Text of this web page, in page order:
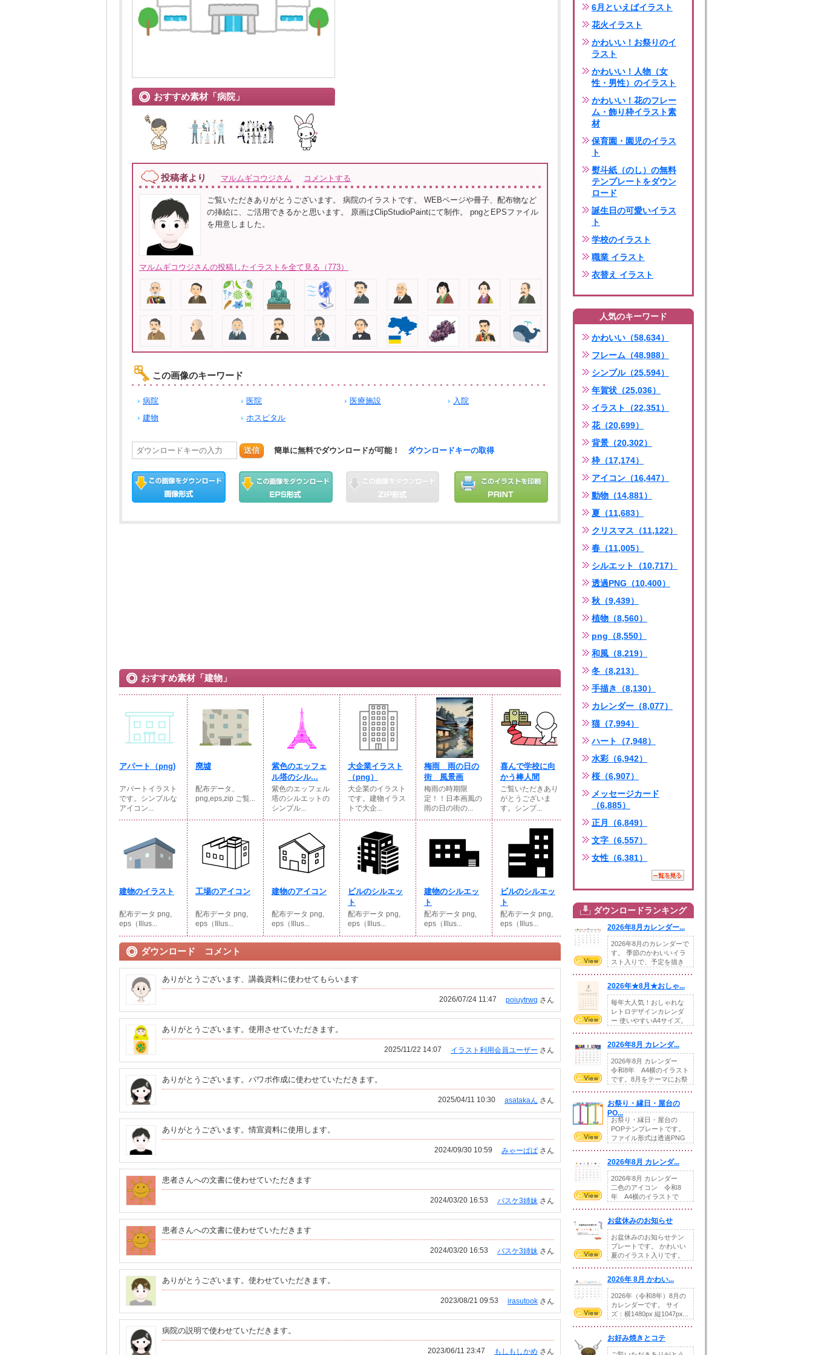
おすすめ素材「病院」
投稿者より マルムギコウジさん コメントする
ご覧いただきありがとうございます。 病院のイラストです。 WEBページや冊子、配布物など
の挿絵に、ご活用できるかと思います。 原画はClipStudioPaintにて制作。 pngとEPSファイル
を用意しました。
マルムギコウジさんの投稿したイラストを全て見る（773）
この画像のキーワード
病院 医院 医療施設
入院
建物
ホスピタル
送信 簡単に無料でダウンロードが可能！ ダウンロードキーの取得
おすすめ素材「建物」
アパート（png)
アパートイラスト
です。シンプルな
アイコン...
廃墟
配布データ、
png,eps,zip ご覧...
紫色のエッフェ
ル塔のシル...
紫色のエッフェル
塔のシルエットの
シンプル...
大企業イラスト
（png）
大企業のイラスト
です。建物イラス
トで大企...
梅雨 雨の日の
街 風景画
梅雨の時期限
定！！日本画風の
雨の日の街の...
喜んで学校に向
かう棒人間
ご覧いただきあり
がとうございま
す。シンプ...
建物のイラスト
配布データ png,
eps（Illus...
工場のアイコン
配布データ png,
eps（Illus...
建物のアイコン
配布データ png,
eps（Illus...
ビルのシルエッ
ト
配布データ png,
eps（Illus...
建物のシルエッ
ト
配布データ png,
eps（Illus...
ビルのシルエッ
ト
配布データ png,
eps（Illus...
ダウンロード コメント
ありがとうございます、講義資料に使わせてもらいます
poiuytrwq さん
2026/07/24 11:47
ありがとうございます。使用させていただきます。
イラスト利用会員ユーザー さん
2025/11/22 14:07
ありがとうございます。パワポ作成に使わせていただきます。
asatakaん さん
2025/04/11 10:30
ありがとうございます。情宣資料に使用します。
みゃーぱぱ さん
2024/09/30 10:59
患者さんへの文書に使わせていただきます
バスケ3姉妹 さん
2024/03/20 16:53
患者さんへの文書に使わせていただきます
バスケ3姉妹 さん
2024/03/20 16:53
ありがとうございます。使わせていただきます。
irasutook さん
2023/08/21 09:53
病院の説明で使わせていただきます。
もしもしかめ さん
2023/06/11 23:47
6月といえばイラスト
花火イラスト
かわいい！お祭りのイ
ラスト
かわいい！人物（女
性・男性）のイラスト
かわいい！花のフレー
ム・飾り枠イラスト素
材
保育園・園児のイラス
ト
熨斗紙（のし）の無料
テンプレートをダウン
ロード
誕生日の可愛いイラス
ト
学校のイラスト
職業 イラスト
衣替え イラスト
人気のキーワード
かわいい（58,634）
フレーム（48,988）
シンプル（25,594）
年賀状（25,036）
イラスト（22,351）
花（20,699）
背景（20,302）
枠（17,174）
アイコン（16,447）
動物（14,881）
夏（11,683）
クリスマス（11,122）
春（11,005）
シルエット（10,717）
透過PNG（10,400）
秋（9,439）
植物（8,560）
png（8,550）
和風（8,219）
冬（8,213）
手描き（8,130）
カレンダー（8,077）
猫（7,994）
ハート（7,948）
水彩（6,942）
桜（6,907）
メッセージカード
（6,885）
正月（6,849）
文字（6,557）
女性（6,381）
ダウンロードランキング
2026年8月カレンダー...
2026年8月のカレンダーで
す。 季節のかわいいイラ
スト入りで、予定を描き
2026年★8月★おしゃ...
毎年大人気！おしゃれな
レトロデザインカレンダ
ー 使いやすいA4サイズ。
2026年8月 カレンダ...
2026年8月 カレンダー
令和8年 A4横のイラスト
です。8月をテーマにお祭
お祭り・縁日・屋台の
PO...
お祭り・縁日・屋台の
POPテンプレートです。
ファイル形式は透過PNG
2026年8月 カレンダ...
2026年8月 カレンダー
二色のアイコン 令和8
年 A4横のイラストで
お盆休みのお知らせ
お盆休みのお知らせテン
プレートです。 かわいい
夏のイラスト入りです。
2026年 8月 かわい...
2026年（令和8年）8月の
カレンダーです。 サイ
ズ：横1480px 縦1047px...
お好み焼きとコテ